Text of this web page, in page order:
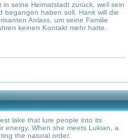
seine Heimatstadt zurück, weil sein
begangen haben soll. Hank will die
Anlass, um seine Familie
keinen Kontakt mehr hatte.
lake that lure people into its
energy. When she meets Lukian, a
the natural order.